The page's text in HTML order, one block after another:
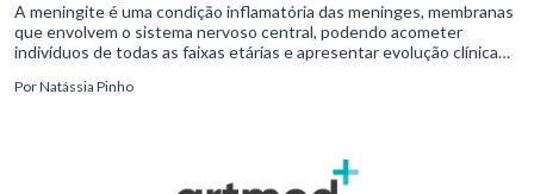
A meningite é uma condição inflamatória das meninges, membranas
que envolvem o sistema nervoso central, podendo acometer
indivíduos de todas as faixas etárias e apresentar evolução clínica
PorNatássia Pinho